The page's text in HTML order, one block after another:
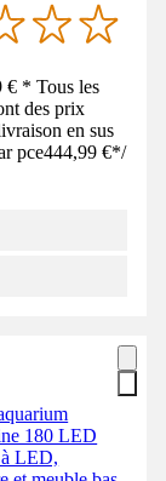
* Tous les
des prix
en sus
pce444,99 €*/
180 LED
à LED,